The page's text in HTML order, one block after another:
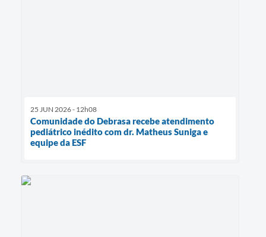
25 JUN 2026 - 12h08
Comunidade do Debrasa recebe atendimento
pediátrico inédito com dr. Matheus Suniga e
equipe da ESF